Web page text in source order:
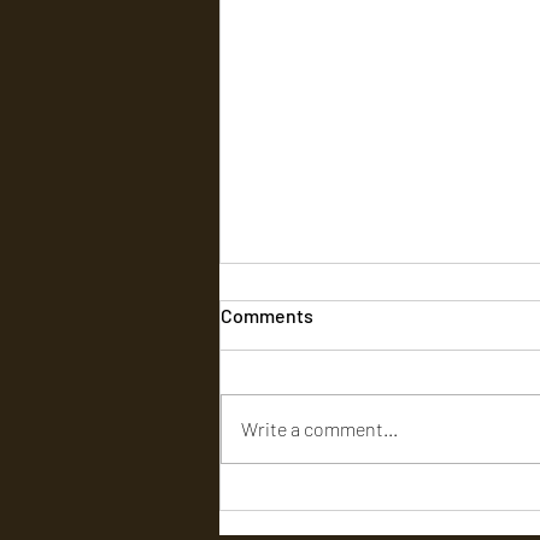
‘டிசி’ (DC) - விமர்சனம்
Comments
Write a comment...